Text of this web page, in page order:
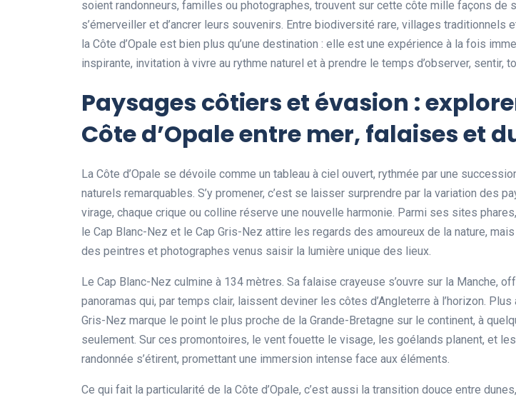
soient randonneurs, familles ou photographes, trouvent sur cette côte mille façons de
s’émerveiller et d’ancrer leurs souvenirs. Entre biodiversité rare, villages traditionnels
la Côte d’Opale est bien plus qu’une destination : elle est une expérience à la fois
inspirante, invitation à vivre au rythme naturel et à prendre le temps d’observer, sentir,
Paysages côtiers et évasion :
Côte d’Opale entre mer, falaises et
La Côte d’Opale se dévoile comme un tableau à ciel ouvert, rythmée par une
naturels remarquables. S’y promener, c’est se laisser surprendre par la variation des
virage, chaque crique ou colline réserve une nouvelle harmonie. Parmi ses sites
le Cap Blanc-Nez et le Cap Gris-Nez attire les regards des amoureux de la nature, mais
des peintres et photographes venus saisir la lumière unique des lieux.
Le Cap Blanc-Nez culmine à 134 mètres. Sa falaise crayeuse s’ouvre sur la Manche,
panoramas qui, par temps clair, laissent deviner les côtes d’Angleterre à l’horizon. Plus
Gris-Nez marque le point le plus proche de la Grande-Bretagne sur le continent, à
seulement. Sur ces promontoires, le vent fouette le visage, les goélands planent, et
randonnée s’étirent, promettant une immersion intense face aux éléments.
Ce qui fait la particularité de la Côte d’Opale, c’est aussi la transition douce entre